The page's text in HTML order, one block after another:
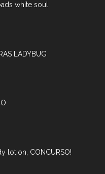
white soul
LADYBUG
lotion, CONCURSO!